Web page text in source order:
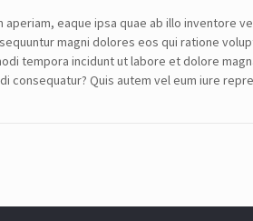
eaque ipsa quae ab illo inventore
magni dolores eos qui ratione
tempora incidunt ut labore et dolore
consequatur? Quis autem vel eum iure
DETAILS
: